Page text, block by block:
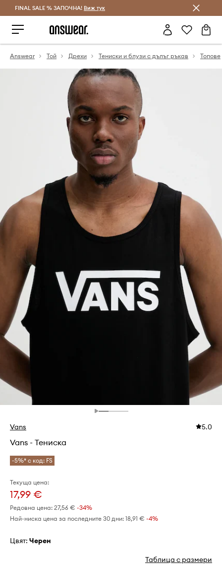
Спестявай с Answear Club
FINAL SALE % ЗАПОЧНА! Виж тук
Answear Той Дрехи Тениски и блузи с дълъг ръкав Топове
Vans 5.0
Vans - Тениска
-5%* с код: FS
Текуща цена:
17,99 €
Редовна цена: 27,56 € -34%
Най-ниска цена за последните 30 дни: 18,91 € -4%
Цвят: черен
Таблица с размери